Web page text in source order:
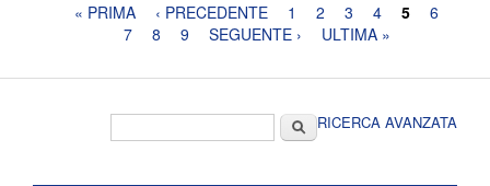
Pagine« PRIMA ‹ PRECEDENTE 1 2 3 4 5
6
7
8 9 SEGUENTE › ULTIMA »
CercaRICERCA AVANZATA